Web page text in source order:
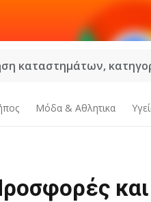
καταστημάτων,
Μόδα & Aθλητικα